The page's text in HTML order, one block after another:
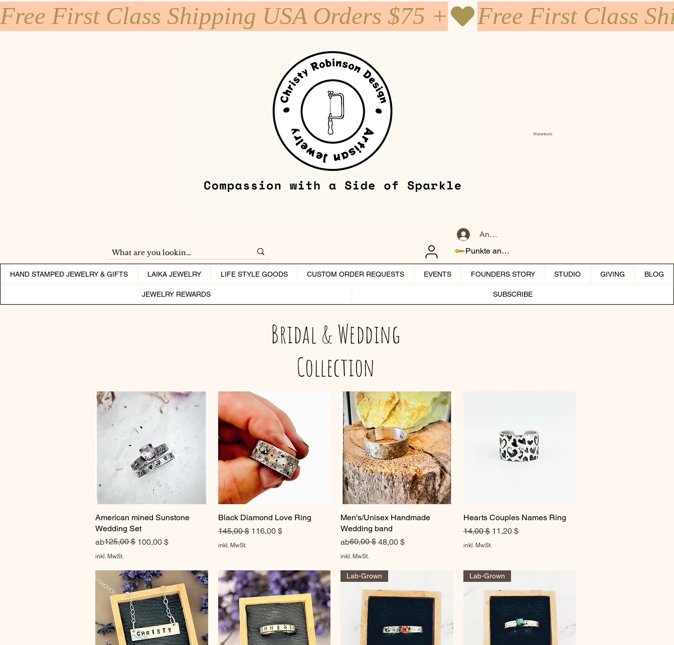
Free First Class Shipping USA Orders $75 +
Anmelden
Punkte ansehen
Warenkorb
HAND STAMPED JEWELRY & GIFTS LAIKA JEWELRY LIFE STYLE GOODS CUSTOM ORDER REQUESTS EVENTS FOUNDERS STORY STUDIO GIVING BLOG
JEWELRY REWARDS SUBSCRIBE
Bridal & Wedding
Collection
Schnellansicht
American mined Sunstone
Wedding Set
ab
Standardpreis
125,00 $ 100,00 $
Sale-Preis
inkl. MwSt.
Schnellansicht
Black Diamond Love Ring
Standardpreis
145,00 $ Sale-Preis
116,00 $
inkl. MwSt.
Schnellansicht
Men's/Unisex Handmade
Wedding band
ab
Standardpreis
60,00 $ 48,00 $
Sale-Preis
inkl. MwSt.
Schnellansicht
Hearts Couples Names Ring
Standardpreis
14,00 $ Sale-Preis
11,20 $
inkl. MwSt.
Lab-Grown Lab-Grown